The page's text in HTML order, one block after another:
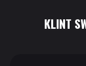
KLINT